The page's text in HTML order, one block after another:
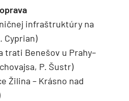
infraštruktúry na
Cyprian)
trati Benešov u Prahy–
P. Šustr)
Žilina – Krásno nad